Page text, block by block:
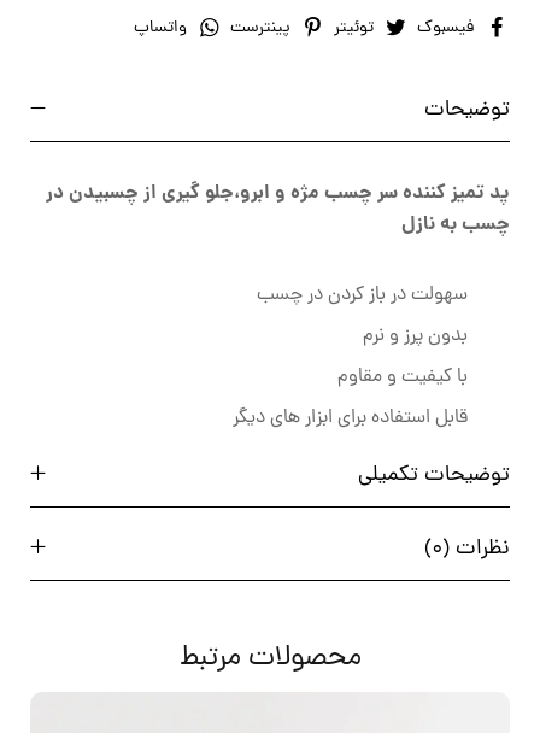
فیسبوک توئیتر پینترست واتساپ
توضیحات
پد تمیز کننده سر چسب مژه و ابرو،جلو گیری از چسبیدن در
چسب به نازل
سهولت در باز کردن در چسب
بدون پرز و نرم
با کیفیت و مقاوم
قابل استفاده برای ابزار های دیگر
توضیحات تکمیلی
نظرات (0)
محصولات مرتبط